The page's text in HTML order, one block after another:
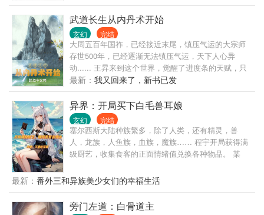
武道长生从内丹术开始
玄幻 完结
大周五百年国祚，已经接近末尾，镇压气运的大宗师
存世500年，已经逐渐无法镇压气运，天下人心异
动...... 王昇来到这个世界，觉醒了进度条的天赋，只
要技能进度条达到满级突破，能将一切化为可能！ 气
运宗师活500年，他修炼前世的内丹术，挖掘人体大
药，寿命怎么得也得翻个十倍吧？ 不过在挖掘人体大
药前，先得种植菊花药材交货，这样才能保住自己
的…… 果然，想要靠前世的功法长生，就得先把刻入
DNA的种植点满！ ———————— 这是一个以八段
锦奠基，内丹术为根本法，坐看天下风云的长生故
事……
最新： 我又回来了，新书已发
异界：开局买下白毛兽耳娘
玄幻 完结
塞尔西斯大陆种族繁多，除了人类，还有精灵，兽
人，龙族，人鱼族，血族，魔族…… 程宇开局获得满
级厨艺，收集食客的正面情绪值兑换各种物品。 某
先生，请问您知道骷髅领主去哪儿了吗？” “不知道，
我只是个厨子，哪儿知道骷髅领主去哪儿了。” 说着，
程宇淡定地喝了一口骨头汤。
最新： 番外三和异族美少女们的幸福生活
旁门左道：白骨道主